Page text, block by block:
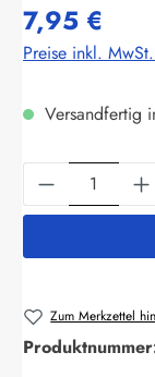
7,95 €
Preise inkl.
Versandfertig
Produkt
Zum Merkzettel